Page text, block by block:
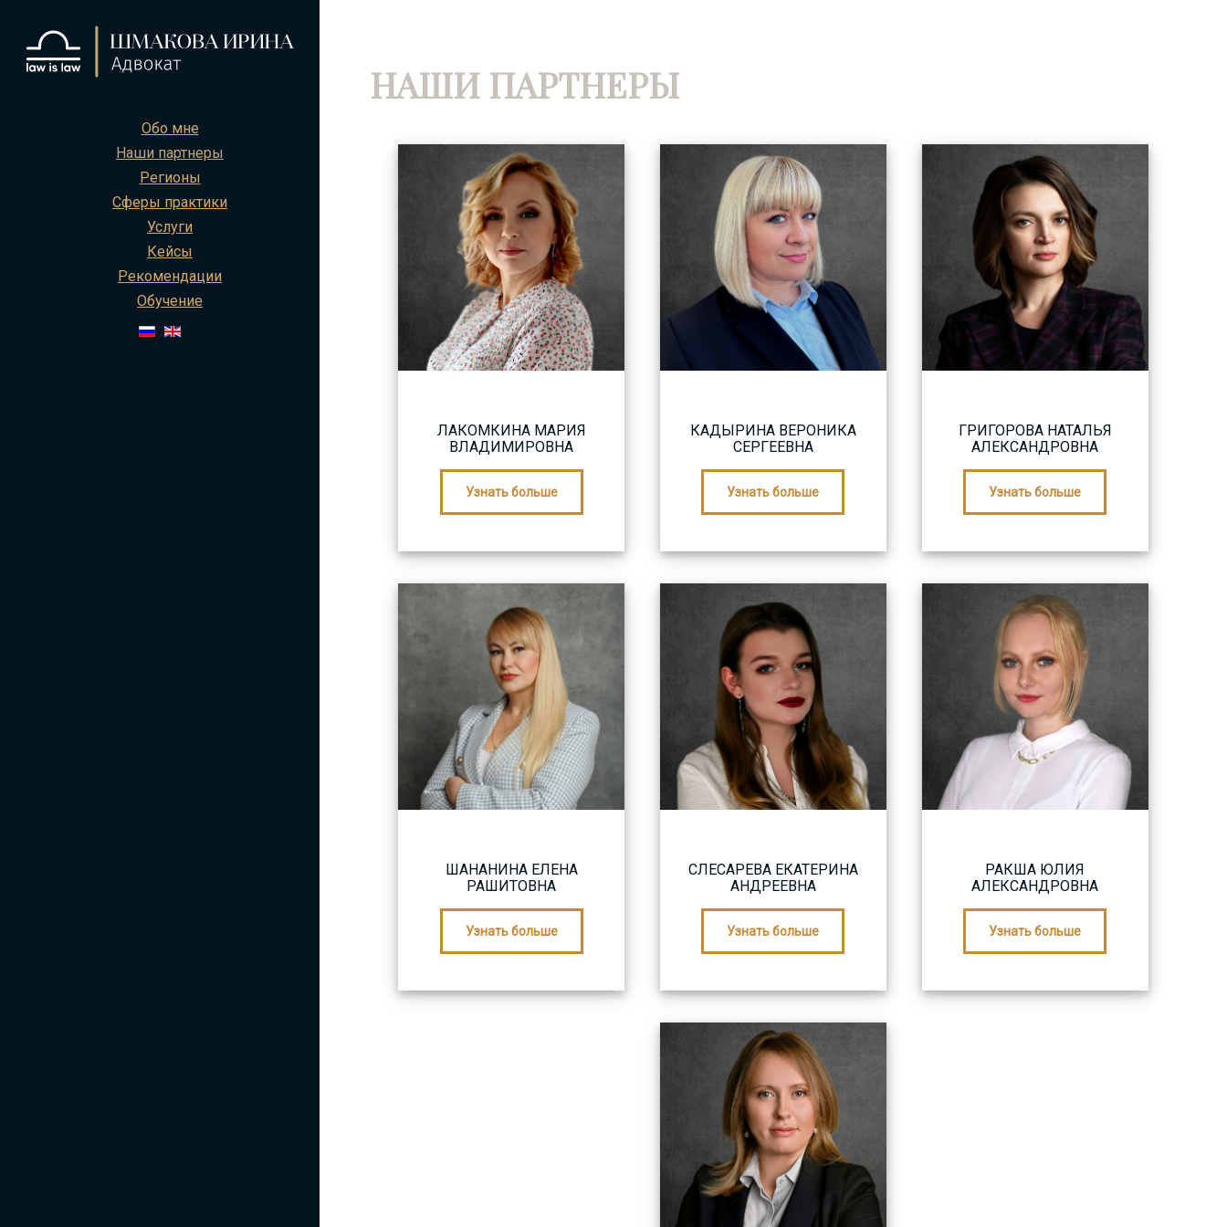
Обо мне
Наши партнеры
Регионы
Сферы практики
Услуги
Кейсы
Рекомендации
Обучение
НАШИ ПАРТНЕРЫ
ЛАКОМКИНА МАРИЯ
ВЛАДИМИРОВНА
Узнать больше
КАДЫРИНА ВЕРОНИКА
СЕРГЕЕВНА
Узнать больше
ГРИГОРОВА НАТАЛЬЯ
АЛЕКСАНДРОВНА
Узнать больше
ШАНАНИНА ЕЛЕНА
РАШИТОВНА
Узнать больше
СЛЕСАРЕВА ЕКАТЕРИНА
АНДРЕЕВНА
Узнать больше
РАКША ЮЛИЯ
АЛЕКСАНДРОВНА
Узнать больше